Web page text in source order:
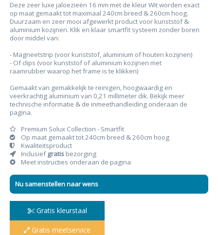
Deze zeer luxe jaloezieën 16 mm met de kleur Wit worden exact
op maat gemaakt tot maximaal 240cm breed & 260cm hoog.
Duurzaam en zeer mooi afgewerkt product voor kunststof &
aluminium kozijnen. Klik en klaar smartfit systeem zonder boren
door middel van:
- Magneetstrip (voor kunststof, aluminium of houten kozijnen)
- Of clips (voor kunststof of aluminium kozijnen met
raamrubber waarop het frame is te klikken)
Gemaakt van gemakkelijk te reinigen, hoogwaardig en
veerkrachtig aluminium van 0,21 millimeter dik. Bekijk meer
technische informatie & de inmeethandleiding onderaan de
pagina.
Premium Solux Collection - Smartfit
Op maat gemaakt tot 240cm breed & 260cm hoog
Kwaliteitsproduct
Inclusiefgratis bezorging
Meet instructies onderaan de pagina
Nu samenstellen naar wens
Gratis kleurstaal
Gratis meetservice